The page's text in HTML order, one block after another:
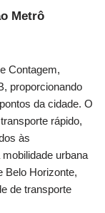
Metrô
Contagem,
proporcionando
da cidade. O
rápido,
às
urbana
Belo Horizonte,
de transporte